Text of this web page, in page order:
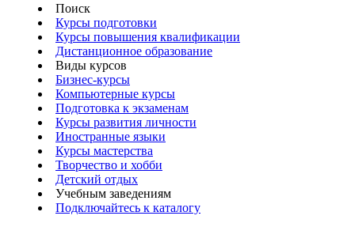
Поиск
Курсы подготовки
Курсы повышения квалификации
Дистанционное образование
Виды курсов
Бизнес-курсы
Компьютерные курсы
Подготовка к экзаменам
Курсы развития личности
Иностранные языки
Курсы мастерства
Творчество и хобби
Детский отдых
Учебным заведениям
Подключайтесь к каталогу